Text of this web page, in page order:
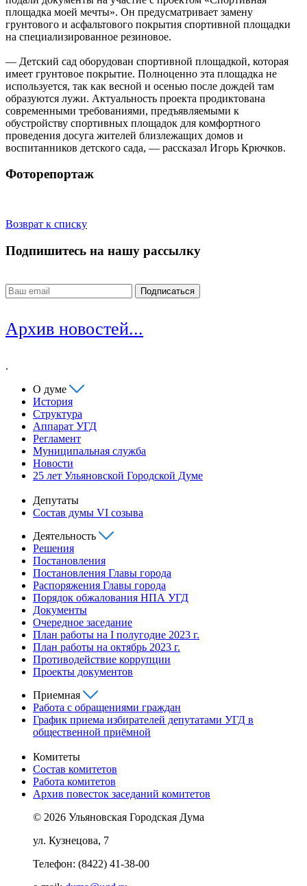
площадка моей мечты». Он предусматривает замену
грунтового и асфальтового покрытия спортивной площадки
на специализированное резиновое.
— Детский сад оборудован спортивной площадкой, которая
имеет грунтовое покрытие. Полноценно эта площадка не
используется, так как весной и осенью после дождей там
образуются лужи. Актуальность проекта продиктована
современными требованиями, предъявляемыми к
обустройству спортивных площадок для комфортного
проведения досуга жителей близлежащих домов и
воспитанников детского сада, — рассказал Игорь Крючков.
Фоторепортаж
Возврат к списку
Подпишитесь на нашу рассылку
Архив новостей...
.
О думе
История
Структура
Аппарат УГД
Регламент
Муниципальная служба
Новости
25 лет Ульяновской Городской Думе
Депутаты
Состав думы VI созыва
Деятельность
Решения
Постановления
Постановления Главы города
Распоряжения Главы города
Порядок обжалования НПА УГД
Документы
Очередное заседание
План работы на I полугодие 2023 г.
План работы на октябрь 2023 г.
Противодействие коррупции
Проекты документов
Приемная
Работа с обращениями граждан
График приема избирателей депутатами УГД в
общественной приёмной
Комитеты
Состав комитетов
Работа комитетов
Архив повесток заседаний комитетов
© 2026 Ульяновская Городская Дума
ул. Кузнецова, 7
Телефон: (8422) 41-38-00